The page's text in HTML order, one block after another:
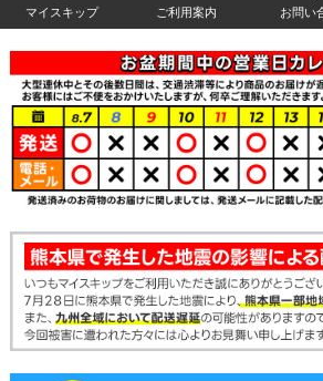
マイスキップ ご利用案内 お問い